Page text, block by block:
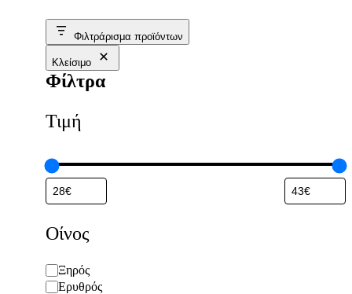
Φιλτράρισμα προϊόντων
Κλείσιμο
Φίλτρα
Τιμή
Οίνος
ΟίνοςΞηρός
Ερυθρός